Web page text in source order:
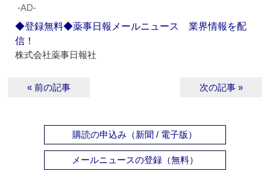
‐AD‐
◆登録無料◆薬事日報メールニュース 業界情報を配
信！
株式会社薬事日報社
« 前の記事 次の記事 »
購読の申込み（新聞 / 電子版）
メールニュースの登録（無料）